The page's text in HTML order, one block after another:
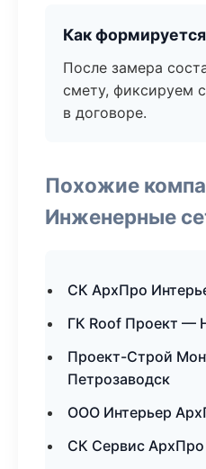
Как
После замера
смету, фиксируем
в договоре.
Похожие
Инженерные
СК АрхПро
ГК Roof Проект —
Проект-Строй
Петрозаводск
ООО Интерьер
СК Сервис